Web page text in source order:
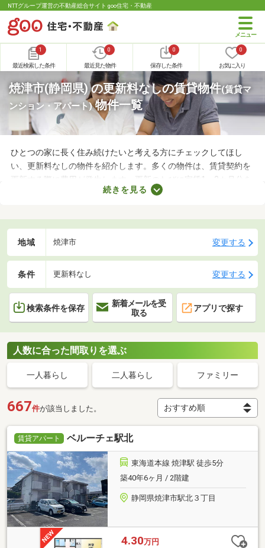
NTTグループ運営の不動産総合サイト goo住宅・不動産
1
最近検索した条件
0
最近見た物件
0
保存した条件
0
お気に入り
焼津市(静岡県) の更新料なしの賃貸物件(賃貸マ
ンション・アパート)物件一覧
ひとつの家に長く住み続けたいと考える方にチェックしてほし
い、更新料なしの物件を紹介します。多くの物件は、賃貸契約を
更新する際に費用が発生します。更新のたびに家賃1～2カ月分を
支払わなければならないので、支出が増える点がデメリットだと
お気に入りのお部屋に長く住めますよ。
続きを見る
地域 焼津市 変更する
条件 更新料なし 変更する
検索条件を保存
新着メールを受
取る
アプリで探す
人数に合った間取りを選ぶ
一人暮らし 二人暮らし ファミリー
667件が該当しました。
賃貸アパート ベルーチェ駅北
東海道本線 焼津駅 徒歩5分
築40年6ヶ月 / 2階建
静岡県焼津市駅北３丁目
4.30万円